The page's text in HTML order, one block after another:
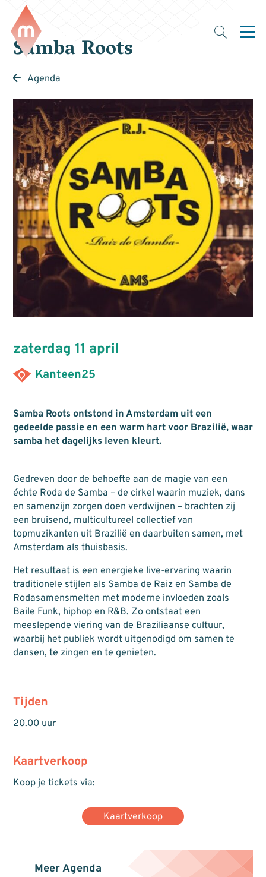
Samba Roots
Agenda
zaterdag 11 april
Kanteen25
Samba Roots ontstond in Amsterdam uit een
gedeelde passie en een warm hart voor Brazilië, waar
samba het dagelijks leven kleurt.
Gedreven door de behoefte aan de magie van een
échte Roda de Samba – de cirkel waarin muziek, dans
en samenzijn zorgen doen verdwijnen – brachten zij
een bruisend, multicultureel collectief van
topmuzikanten uit Brazilië en daarbuiten samen, met
Amsterdam als thuisbasis.
Het resultaat is een energieke live-ervaring waarin
traditionele stijlen als Samba de Raiz en Samba de
Rodasamensmelten met moderne invloeden zoals
Baile Funk, hiphop en R&B. Zo ontstaat een
meeslepende viering van de Braziliaanse cultuur,
waarbij het publiek wordt uitgenodigd om samen te
dansen, te zingen en te genieten.
Tijden
20.00 uur
Kaartverkoop
Koop je tickets via:
Kaartverkoop
Meer Agenda